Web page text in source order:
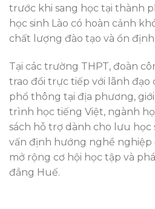
trước khi sang học tại thành
học sinh Lào có hoàn cảnh
chất lượng đào tạo và ổn
Tại các trường THPT, đoàn
trao đổi trực tiếp với lãnh đạo
phổ thông tại địa phương,
trình học tiếng Việt, ngành
sách hỗ trợ dành cho lưu học
vấn định hướng nghề nghiệp
mở rộng cơ hội học tập và
đẳng Huế.